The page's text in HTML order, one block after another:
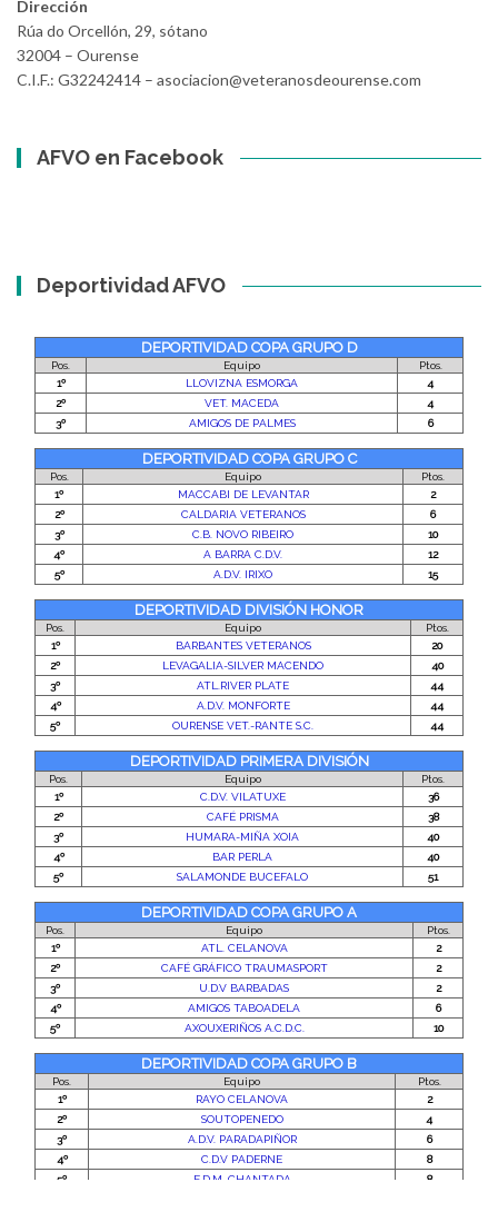
Dirección
Rúa do Orcellón, 29, sótano
32004 – Ourense
C.I.F.: G32242414 – asociacion@veteranosdeourense.com
AFVO en Facebook
Deportividad AFVO